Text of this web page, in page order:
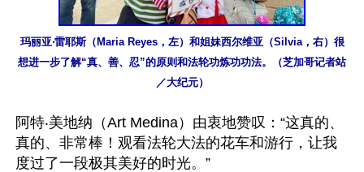
玛丽亚‧雷耶斯（Maria Reyes，左）和姐妹西尔维亚（Silvia，右）很
想进一步了解“真、善、忍”的原则和法轮功炼功功法。（芝加哥记者站
／大纪元）
阿特‧美地纳（Art Medina）由衷地赞叹：“这真的、
真的、非常棒！观看法轮大法的花车和游行，让我
度过了一段极其美好的时光。”